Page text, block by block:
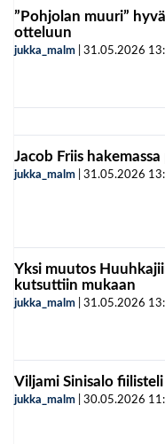
”Pohjolan muuri”
otteluun
jukka_malm 31.05.2026
Jacob Friis
jukka_malm 31.05.2026
Yksi muutos
kutsuttiin mukaan
jukka_malm 31.05.2026
Viljami Sinisalo
jukka_malm 30.05.2026